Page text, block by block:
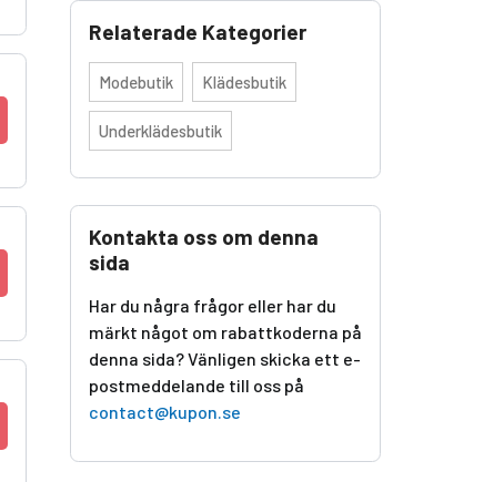
Relaterade Kategorier
Modebutik Klädesbutik
Underklädesbutik
Kontakta oss om denna
sida
Har du några frågor eller har du
märkt något om rabattkoderna på
denna sida? Vänligen skicka ett e-
postmeddelande till oss på
contact@kupon.se